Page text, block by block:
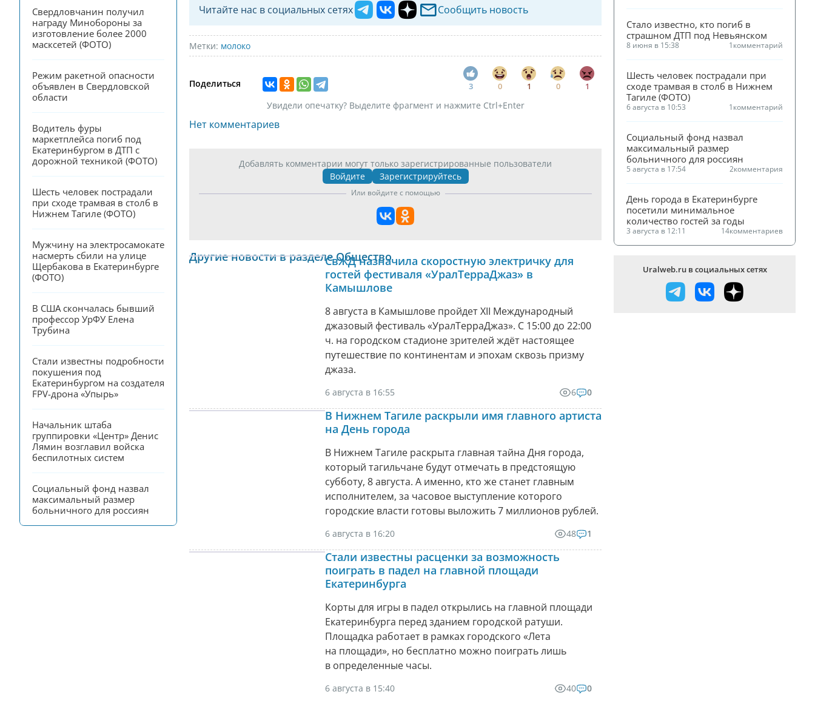
Свердловчанин получил
награду Минобороны за
изготовление более 2000
масксетей (ФОТО)
Режим ракетной опасности
объявлен в Свердловской
области
Водитель фуры
маркетплейса погиб под
Екатеринбургом в ДТП с
дорожной техникой (ФОТО)
Шесть человек пострадали
при сходе трамвая в столб в
Нижнем Тагиле (ФОТО)
Мужчину на электросамокате
насмерть сбили на улице
Щербакова в Екатеринбурге
(ФОТО)
В США скончалась бывший
профессор УрФУ Елена
Трубина
Стали известны подробности
покушения под
Екатеринбургом на создателя
FPV-дрона «Упырь»
Начальник штаба
группировки «Центр» Денис
Лямин возглавил войска
беспилотных систем
Социальный фонд назвал
максимальный размер
больничного для россиян
Читайте нас в социальных сетях Сообщить новость
Метки: молоко
Поделиться 3 0 1 0 1
Увидели опечатку? Выделите фрагмент и нажмите Ctrl+Enter
Нет комментариев
Добавлять комментарии могут только зарегистрированные пользователи
Войдите
Зарегистрируйтесь
Или войдите с помощью
Другие новости в разделе ОбществоСвЖД назначила скоростную электричку для
гостей фестиваля «УралТерраДжаз» в
Камышлове
8 августа в Камышлове пройдет XII Международный
джазовый фестиваль «УралТерраДжаз». С 15:00 до 22:00
ч. на городском стадионе зрителей ждёт настоящее
путешествие по континентам и эпохам сквозь призму
джаза.
6 августа в 16:55 6 0
В Нижнем Тагиле раскрыли имя главного артиста
на День города
В Нижнем Тагиле раскрыта главная тайна Дня города,
который тагильчане будут отмечать в предстоящую
субботу, 8 августа. А именно, кто же станет главным
исполнителем, за часовое выступление которого
городские власти готовы выложить 7 миллионов рублей.
6 августа в 16:20 48 1
Стали известны расценки за возможность
поиграть в падел на главной площади
Екатеринбурга
Корты для игры в падел открылись на главной площади
Екатеринбурга перед зданием городской ратуши.
Площадка работает в рамках городского «Лета
на площади», но бесплатно можно поиграть лишь
в определенные часы.
6 августа в 15:40 40 0
Стало известно, кто погиб в
страшном ДТП под Невьянском
8 июня в 15:38 1комментарий
Шесть человек пострадали при
сходе трамвая в столб в Нижнем
Тагиле (ФОТО)
6 августа в 10:53 1комментарий
Социальный фонд назвал
максимальный размер
больничного для россиян
5 августа в 17:54 2комментария
День города в Екатеринбурге
посетили минимальное
количество гостей за годы
3 августа в 12:11 14комментариев
Uralweb.ru в социальных сетях